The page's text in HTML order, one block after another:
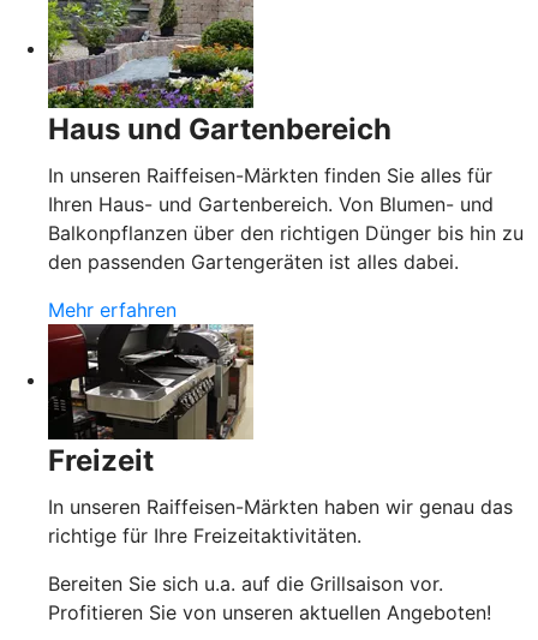
Haus und Gartenbereich
In unseren Raiffeisen-Märkten finden Sie alles für
Ihren Haus- und Gartenbereich. Von Blumen- und
Balkonpflanzen über den richtigen Dünger bis hin zu
den passenden Gartengeräten ist alles dabei.
Mehr erfahren
Freizeit
In unseren Raiffeisen-Märkten haben wir genau das
richtige für Ihre Freizeitaktivitäten.
Bereiten Sie sich u.a. auf die Grillsaison vor.
Profitieren Sie von unseren aktuellen Angeboten!